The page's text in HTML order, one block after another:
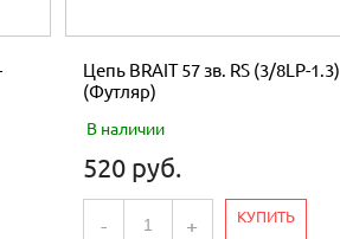
Цепь BRAIT 57 зв. RS (3/8LP-1.3)
(Футляр)
В наличии
520 руб.
- + КУПИТЬ